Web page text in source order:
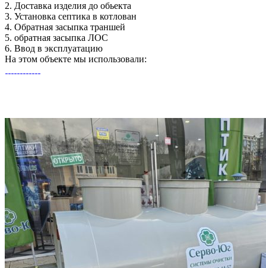
2. Доставка изделия до обьекта
3. Установка септика в котлован
4. Обратная засыпка траншей
5. обратная засыпка ЛОС
6. Ввод в эксплуатацию
На этом объекте мы использовали: